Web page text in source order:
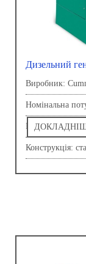
Дизельний
Виробник:
Номінальна
Напруга, В:
Конструкція: